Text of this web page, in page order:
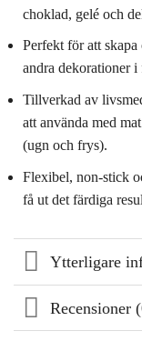
choklad, gelé och
Perfekt för att
andra dekorationer
Tillverkad av
att använda med
(ugn och frys).
Flexibel, non-stick
få ut det färdiga
Ytterligare
Recensioner